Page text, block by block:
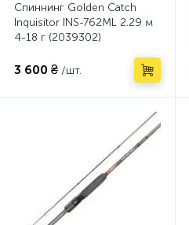
Спиннинг Golden Catch
Inquisitor INS-762ML 2.29 м
4-18 г (2039302)
3 600 ₴ /шт.